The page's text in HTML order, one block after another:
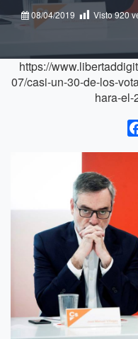
08/04/2019 Visto920
https://
07/casi-un-30-de-los-
hara-el-